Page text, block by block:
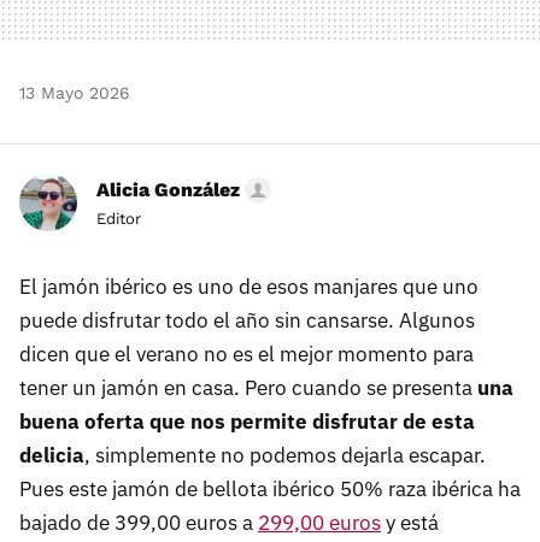
13 Mayo 2026
Alicia González
Editor
El jamón ibérico es uno de esos manjares que uno
puede disfrutar todo el año sin cansarse. Algunos
dicen que el verano no es el mejor momento para
tener un jamón en casa. Pero cuando se presenta una
buena oferta que nos permite disfrutar de esta
delicia, simplemente no podemos dejarla escapar.
Pues este jamón de bellota ibérico 50% raza ibérica ha
bajado de 399,00 euros a 299,00 eurosy está